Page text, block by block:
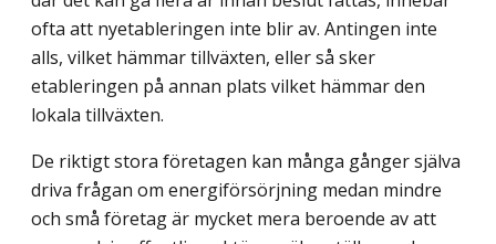
ofta att ny­etableringen inte blir av. Antingen inte
alls, vilket hämmar tillväxten, eller så sker
etableringen på annan plats vilket hämmar den
lokala tillväxten.
De riktigt stora företagen kan många gånger själva
driva frågan om energi­försörjning medan mindre
och små företag är mycket mera beroende av att